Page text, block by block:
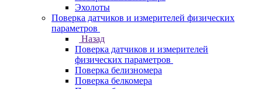
Эхолоты
Поверка датчиков и измерителей физических
параметров
Назад
Поверка датчиков и измерителей
физических параметров
Поверка белизномера
Поверка белкомера